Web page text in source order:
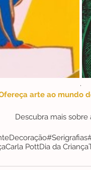
.
arte ao mundo
Descubra mais sobre
Decoração#Serigrafias
Carla PottDia da Criança